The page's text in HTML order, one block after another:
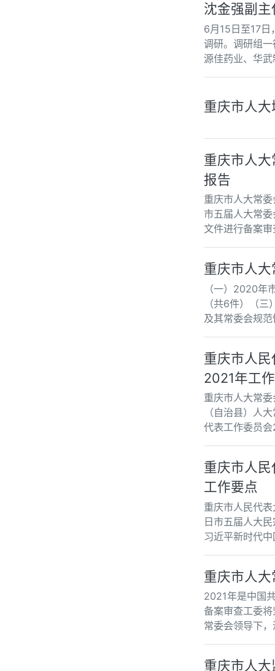
沈金强副
6月15日至17日
调研。调研组
源佳药业、华
重庆市人
重庆市人
报告
重庆市人大常
市五届人大常
文件进行备案
重庆市人
（一）2020年
（共6件）（
及其常委会规
重庆市人
2021年工
重庆市人大常
（自治县）人
代表工作委员
重庆市人
工作要点
重庆市人民代
日市五届人大
习近平新时代
重庆市人
2021年是中国
备案审查工委
常委会领导下
重庆市人